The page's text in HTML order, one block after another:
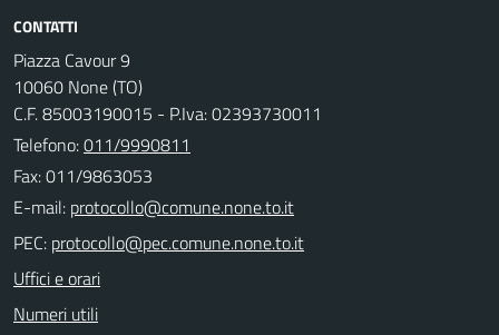
CONTATTI
Piazza Cavour 9
10060 None (TO)
C.F. 85003190015 - P.Iva: 02393730011
Telefono:011/9990811
Fax: 011/9863053
E-mail:
PEC:
Uffici e orari
Numeri utili